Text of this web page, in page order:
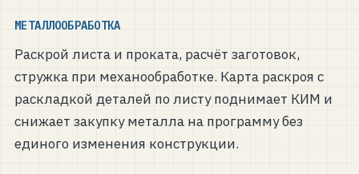
МЕТАЛЛООБРАБОТКА
Раскрой листа и проката, расчёт заготовок,
стружка при механообработке. Карта раскроя с
раскладкой деталей по листу поднимает КИМ и
снижает закупку металла на программу без
единого изменения конструкции.